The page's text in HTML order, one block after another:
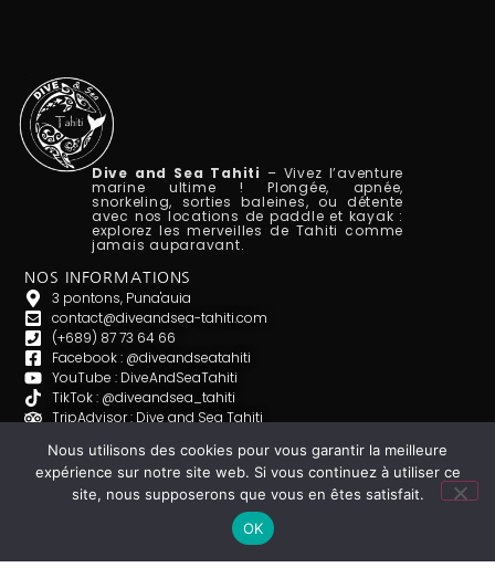
Dive and Sea Tahiti – Vivez l’aventure
marine ultime ! Plongée, apnée,
snorkeling, sorties baleines, ou détente
avec nos locations de paddle et kayak :
explorez les merveilles de Tahiti comme
jamais auparavant.
NOS INFORMATIONS
3 pontons, Puna'auia
contact@diveandsea-tahiti.com
(+689) 87 73 64 66
Facebook : @diveandseatahiti
YouTube : DiveAndSeaTahiti
TikTok : @diveandsea_tahiti
TripAdvisor : Dive and Sea Tahiti
LES ACTIVITÉES
Plongée sous-marine
Apnée
Snorkeling
Nous utilisons des cookies pour vous garantir la meilleure
expérience sur notre site web. Si vous continuez à utiliser ce
site, nous supposerons que vous en êtes satisfait.
OK